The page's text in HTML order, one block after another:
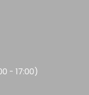
- 17:00)